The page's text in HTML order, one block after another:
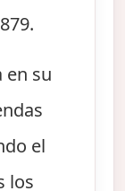
en su
el
los